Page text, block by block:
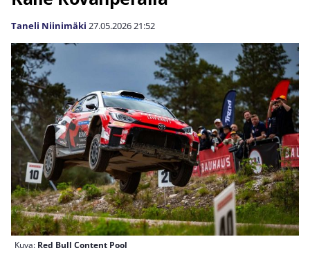
Taneli Niinimäki 27.05.202621:52
Kuva: Red Bull Content Pool